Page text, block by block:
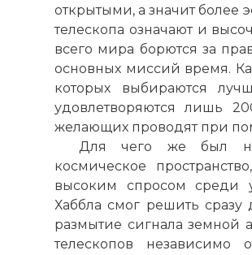
открытыми, а значит
телескопа означают и
всего мира борются за
основных миссий время.
которых выбираются
удовлетворяются лишь
желающих проводят при
Для чего же был
космическое
высоким спросом среди
Хаббла смог решить
размытие сигнала земной
телескопов независимо